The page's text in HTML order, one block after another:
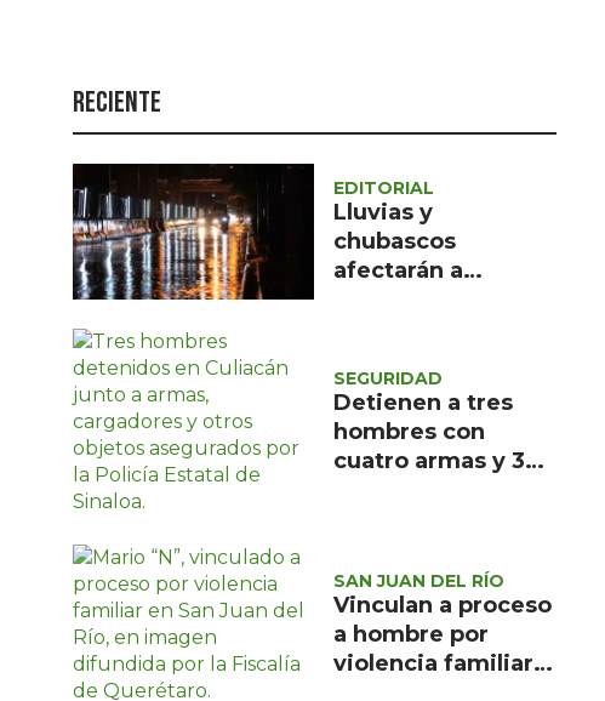
Política
Turismo
Asuntos Sociales
Estilo de vida
Reciente
EDITORIAL
Lluvias y
chubascos
afectarán a
SEGURIDAD
Detienen a tres
hombres con
cuatro armas y 330
SAN JUAN DEL RÍO
Vinculan a proceso
a hombre por
violencia familiar